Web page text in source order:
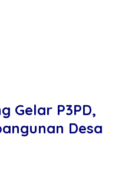
Gelar P3PD,
Desa